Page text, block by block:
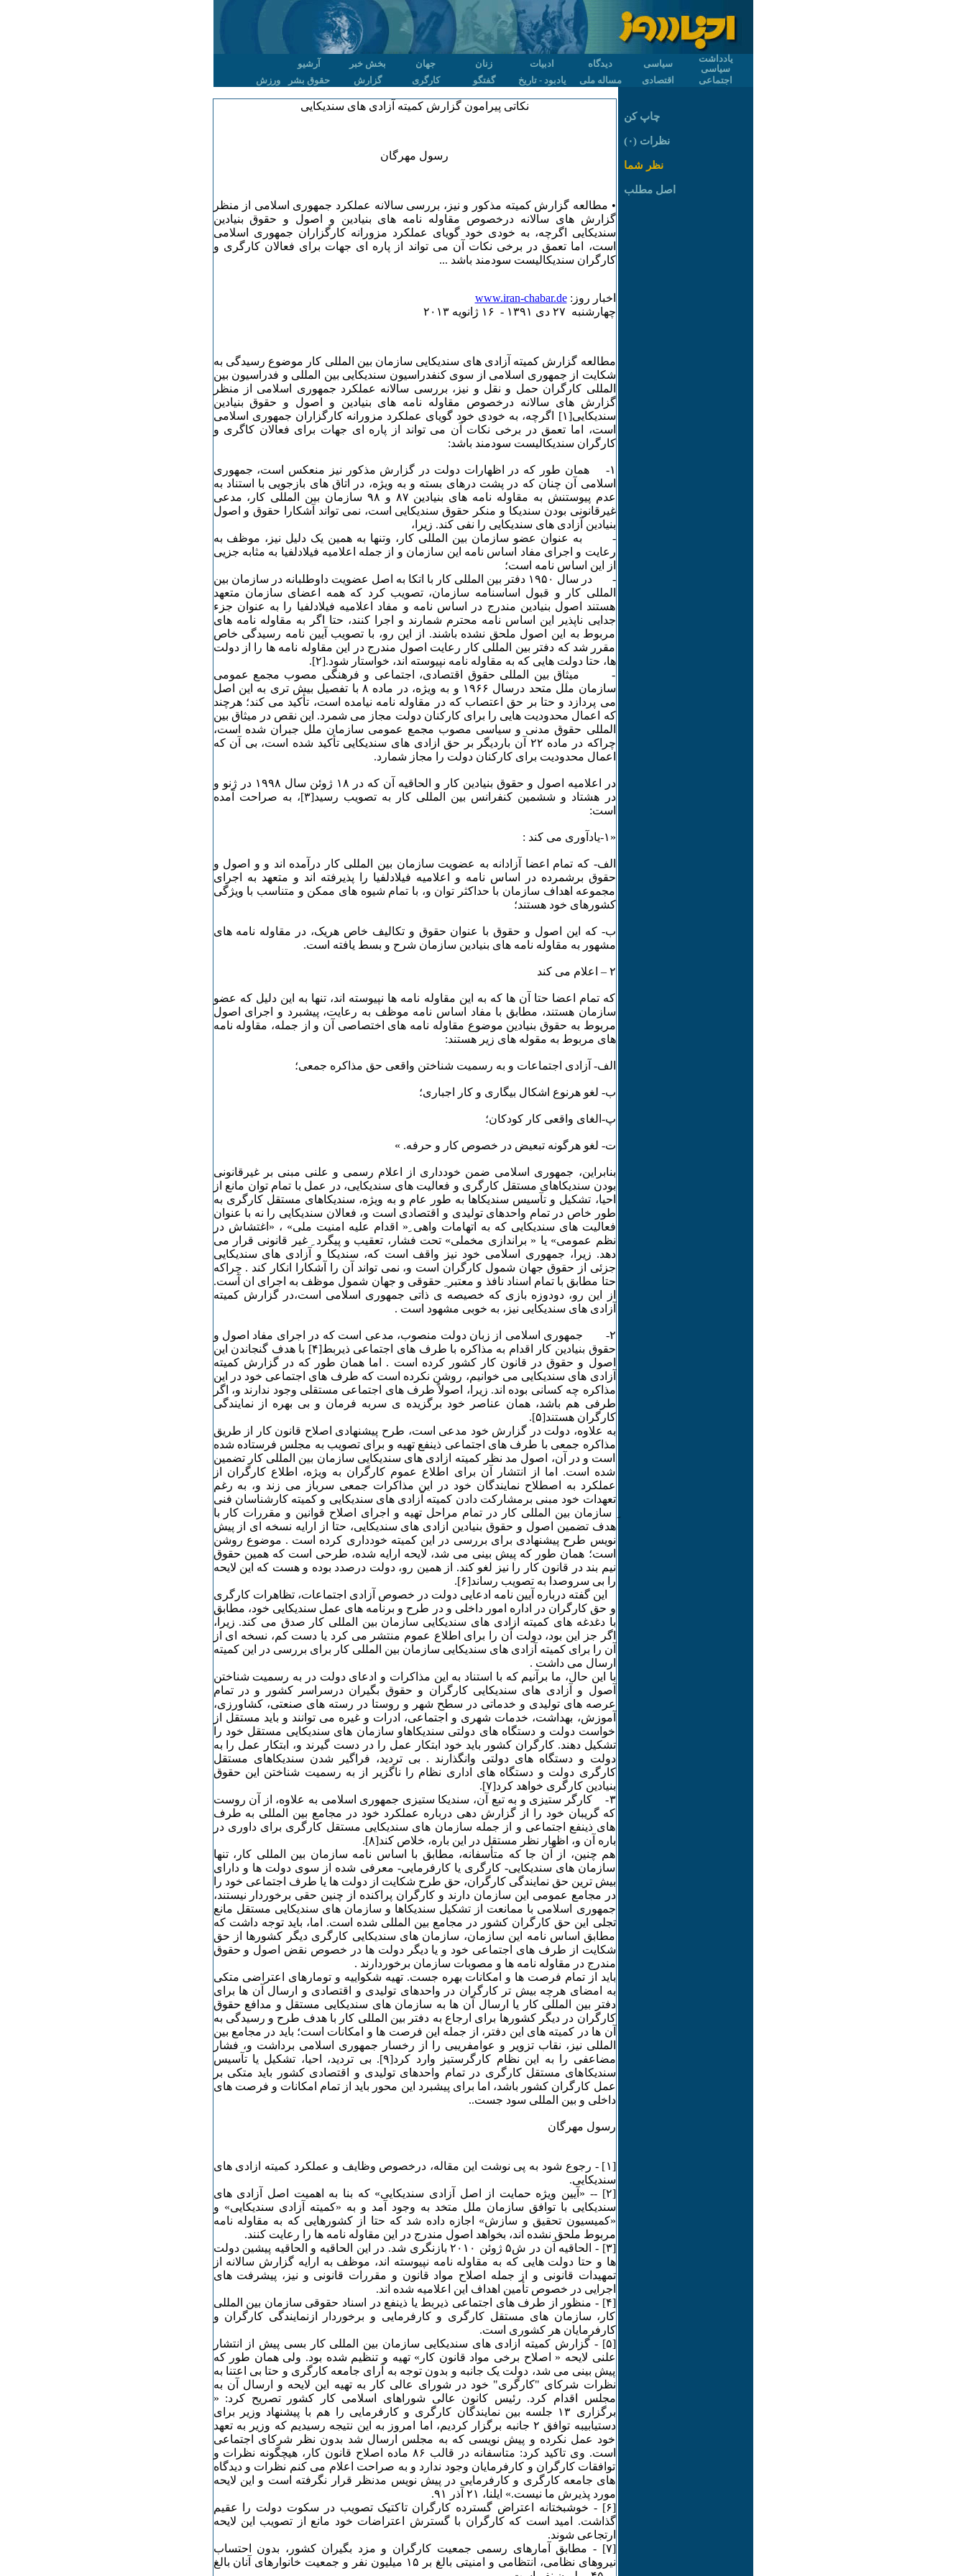
یادداشت
سیاسی
سیاسی دیدگاه ادبیات زنان جهان بخش خبر
آرشیو
اجتماعی
اقتصادی مساله ملی یادبود - تاریخ گفتگو کارگری گزارش حقوق بشر ورزش
نکاتی پیرامون گزارش کمیته آزادی های سندیکایی
رسول مهرگان
• مطالعه گزارش کمیته مذکور و نیز، بررسی سالانه عملکرد جمهوری اسلامی از منظر
گزارش های سالانه درخصوص مقاوله نامه های بنیادین و اصول و حقوق بنیادین
سندیکایی اگرچه، به خودی خود گویای عملکرد مزورانه کارگزاران جمهوری اسلامی
است، اما تعمق در برخی نکات آن می تواند از پاره ای جهات برای فعالان کارگری و
کارگران سندیکالیست سودمند باشد ...
اخبار روز:www.iran-chabar.de
چهارشنبه ۲۷ دی ۱٣۹۱ - ۱۶ ژانويه ۲۰۱٣
مطالعه گزارش کمیته آزادی های سندیکایی سازمان بین المللی کار موضوع رسیدگی به
شکایت از جمهوری اسلامی از سوی کنفدراسیون سندیکایی بین المللی و فدراسیون بین
المللی کارگران حمل و نقل و نیز، بررسی سالانه عملکرد جمهوری اسلامی از منظر
گزارش های سالانه درخصوص مقاوله نامه های بنیادین و اصول و حقوق بنیادین
سندیکایی[۱] اگرچه، به خودی خود گویای عملکرد مزورانه کارگزاران جمهوری اسلامی
است، اما تعمق در برخی نکات آن می تواند از پاره ای جهات برای فعالان کاگری و
کارگران سندیکالیست سودمند باشد:
۱- همان طور که در اظهارات دولت در گزارش مذکور نیز منعکس است، جمهوری
اسلامی آن چنان که در پشت درهای بسته و به ویژه، در اتاق های بازجویی با استناد به
عدم پیوستنش به مقاوله نامه های بنیادین ٨۷ و ۹٨ سازمان بین المللی کار، مدعی
غیرقانونی بودن سندیکا و منکر حقوق سندیکایی است، نمی تواند آشکارا حقوق و اصول
بنیادین آزادی های سندیکایی را نفی کند. زیرا،
- به عنوان عضو سازمان بین المللی کار، وتنها به همین یک دلیل نیز، موظف به
رعایت و اجرای مفاد اساس نامه این سازمان و از جمله اعلامیه فیلادلفیا به مثابه جزیی
از این اساس نامه است؛
- در سال ۱۹۵۰ دفتر بین المللی کار با اتکا به اصل عضویت داوطلبانه در سازمان بین
المللی کار و قبول اساسنامه سازمان، تصویب کرد که همه اعضای سازمان متعهد
هستند اصول بنیادین مندرج در اساس نامه و مفاد اعلامیه فیلادلفیا را به عنوان جزء
جدایی ناپذیر این اساس نامه محترم شمارند و اجرا کنند، حتا اگر به مقاوله نامه های
مربوط به این اصول ملحق نشده باشند. از این رو، با تصویب آیین نامه رسیدگی خاص
مقرر شد که دفتر بین المللی کار رعایت اصول مندرج در این مقاوله نامه ها را از دولت
ها، حتا دولت هایی که به مقاوله نامه نپیوسته اند، خواستار شود.[۲].
- میثاق بین المللی حقوق اقتصادی، اجتماعی و فرهنگی مصوب مجمع عمومی
سازمان ملل متحد درسال ۱۹۶۶ و به ویژه، در ماده ٨ با تفصیل بیش تری به این اصل
می پردازد و حتا بر حق اعتصاب که در مقاوله نامه نیامده است، تأکید می کند؛ هرچند
که اعمال محدودیت هایی را برای کارکنان دولت مجاز می شمرد. این نقص در میثاق بین
المللی حقوق مدنی و سیاسی مصوب مجمع عمومی سازمان ملل جبران شده است،
چراکه در ماده ۲۲ آن باردیگر بر حق ازادی های سندیکایی تأکید شده است، بی آن که
اعمال محدودیت برای کارکنان دولت را مجاز شمارد.
در اعلامیه اصول و حقوق بنیادین کار و الحاقیه آن که در ۱٨ ژوئن سال ۱۹۹٨ در ژنو و
در هشتاد و ششمین کنفرانس بین المللی کار به تصویب رسید[٣]، به صراحت آمده
است:
«۱-یادآوری می کند :
الف- که تمام اعضا آزادانه به عضویت سازمان بین المللی کار درآمده اند و و اصول و
حقوق برشمرده در اساس نامه و اعلامیه فیلادلفیا را پذیرفته اند و متعهد به اجرای
مجموعه اهداف سازمان با حداکثر توان و، با تمام شیوه های ممکن و متناسب با ویژگی
کشورهای خود هستند؛
ب- که این اصول و حقوق با عنوان حقوق و تکالیف خاص هریک، در مقاوله نامه های
مشهور به مقاوله نامه های بنیادین سازمان شرح و بسط یافته است.
۲ – اعلام می کند
که تمام اعضا حتا آن ها که به این مقاوله نامه ها نپیوسته اند، تنها به این دلیل که عضو
سازمان هستند، مطابق با مفاد اساس نامه موظف به رعایت، پیشبرد و اجرای اصول
مربوط به حقوق بنیادین موضوع مقاوله نامه های اختصاصی آن و از جمله، مقاوله نامه
های مربوط به مقوله های زیر هستند:
الف- آزادی اجتماعات و به رسمیت شناختن واقعی حق مذاکره جمعی؛
ب- لغو هرنوع اشکال بیگاری و کار اجباری؛
پ-الغای واقعی کار کودکان؛
ت- لغو هرگونه تبعیض در خصوص کار و حرفه. »
بنابراین، جمهوری اسلامی ضمن خودداری از اعلام رسمی و علنی مبنی بر غیرقانونی
بودن سندیکاهای مستقل کارگری و فعالیت های سندیکایی، در عمل با تمام توان مانع از
احیا، تشکیل و تآسیس سندیکاها به طور عام و به ویژه، سندیکاهای مستقل کارگری به
طور خاص در تمام واحدهای تولیدی و اقتصادی است و، فعالان سندیکایی را نه با عنوان
فعالیت های سندیکایی که به اتهامات واهی ِ« اقدام علیه امنیت ملی» ، «اغتشاش در
نظم عمومی» یا « براندازی مخملی» تحت فشار، تعقیب و پیگرد ِ غیر قانونی قرار می
دهد. زیرا، جمهوری اسلامی خود نیز واقف است که، سندیکا و آزادی های سندیکایی
جزئی از حقوق جهان شمول کارگران است و، نمی تواند آن را آشکارا انکار کند . چراکه
حتا مطابق با تمام اسناد نافذ و معتبر ِ حقوقی و جهان شمول موظف به اجرای ان آست.
از این رو، دودوزه بازی که خصیصه ی ذاتی جمهوری اسلامی است،در گزارش کمیته
آزادی های سندیکایی نیز، به خوبی مشهود است .
۲- جمهوری اسلامی از زبان دولت منصوب، مدعی است که در اجرای مفاد اصول و
حقوق بنیادین کار اقدام به مذاکره با طرف های اجتماعی ذیربط[۴] با هدف گنجاندن این
اصول و حقوق در قانون کار کشور کرده است . اما همان طور که در گزارش کمیته
آزادی های سندیکایی می خوانیم، روشن نکرده است که طرف های اجتماعی خود در این
مذاکره چه کسانی بوده اند. زیرا، اصولاً طرف های اجتماعی مستقلی وجود ندارند و، اگر
طرفی هم باشد، همان عناصر خود برگزیده ی سربه فرمان و بی بهره از نمایندگی
کارگران هستند[۵].
به علاوه، دولت در گزارش خود مدعی است، طرح پیشنهادی اصلاح قانون کار از طریق
مذاکره جمعی با طرف های اجتماعی ذینفع تهیه و برای تصویب به مجلس فرستاده شده
است و در آن، اصول مد نظر کمیته ازادی های سندیکایی سازمان بین المللی کار تضمین
شده است. اما از انتشار آن برای اطلاع عموم کارگران به ویژه، اطلاع کارگران از
عملکرد به اصطلاح نمایندگان خود در این مذاکرات جمعی سرباز می زند و، به رغم
تعهدات خود مبنی برمشارکت دادن کمیته آزادی های سندیکایی و کمیته کارشناسان فنی
ِ سازمان بین المللی کار در تمام مراحل تهیه و اجرای اصلاح قوانین و مقررات کار با
هدف تضمین اصول و حقوق بنیادین ازادی های سندیکایی، حتا از ارایه نسخه ای از پیش
نویس طرح پیشنهادی برای بررسی در این کمیته خودداری کرده است . موضوع روشن
است؛ همان طور که پیش بینی می شد، لایحه ارایه شده، طرحی است که همین حقوق
نیم بند در قانون کار را نیز لغو کند. از همین رو، دولت درصدد بوده و هست که این لایحه
را بی سروصدا به تصویب رساند[۶].
این گفته درباره آیین نامه ادعایی دولت در خصوص آزادی اجتماعات، تظاهرات کارگری
و حق کارگران در اداره امور داخلی و در طرح و برنامه های عمل سندیکایی خود، مطابق
با دغدغه های کمیته ازادی های سندیکایی سازمان بین المللی کار صدق می کند. زیرا،
اگر جز این بود، دولت آن را برای اطلاع عموم منتشر می کرد یا دست کم، نسخه ای از
آن را برای کمیته آزادی های سندیکایی سازمان بین المللی کار برای بررسی در این کمیته
ارسال می داشت .
با این حال، ما برآنیم که با استناد به این مذاکرات و ادعای دولت در به رسمیت شناختن
آصول و آزادی های سندیکایی کارگران و حقوق بگیران درسراسر کشور و در تمام
عرصه های تولیدی و خدماتی در سطح شهر و روستا در رسته های صنعتی، کشاورزی،
آموزش، بهداشت، خدمات شهری و اجتماعی، ادرات و غیره می توانند و باید مستقل از
خواست دولت و دستگاه های دولتی سندیکاهاو سازمان های سندیکایی مستقل خود را
تشکیل دهند. کارگران کشور باید خود ابتکار عمل را در دست گیرند و، ابتکار عمل را به
دولت و دستگاه های دولتی وانگذارند . بی تردید، فراگیر شدن سندیکاهای مستقل
کارگری دولت و دستگاه های اداری نظام را ناگزیر از به رسمیت شناختن این حقوق
بنیادین کارگری خواهد کرد[۷].
٣- کارگر ستیزی و به تبع آن، سندیکا ستیزی جمهوری اسلامی به علاوه، از آن روست
که گریبان خود را از گزارش دهی درباره عملکرد خود در مجامع بین المللی به طرف
های ذینفع اجتماعی و از جمله سازمان های سندیکایی مستقل کارگری برای داوری در
باره آن و، اظهار نظر مستقل در این باره، خلاص کند[٨].
هم چنین، از آن جا که متأسفانه، مطابق با اساس نامه سازمان بین المللی کار، تنها
سازمان های سندیکایی- کارگری یا کارفرمایی- معرفی شده از سوی دولت ها و دارای
بیش ترین حق نمایندگی کارگران، حق طرح شکایت از دولت ها یا طرف اجتماعی خود را
در مجامع عمومی این سازمان دارند و کارگران پراکنده از چنین حقی برخوردار نیستند،
جمهوری اسلامی با ممانعت از تشکیل سندیکاها و سازمان های سندیکایی مستقل مانع
تجلی این حق کارگران کشور در مجامع بین المللی شده است. اما، باید توجه داشت که
مطابق اساس نامه این سازمان، سازمان های سندیکایی کارگری دیگر کشورها از حق
شکایت از طرف های اجتماعی خود و یا دیگر دولت ها در خصوص نقض اصول و حقوق
مندرج در مقاوله نامه ها و مصوبات سازمان برخوردارند .
باید از تمام فرصت ها و امکانات بهره جست. تهیه شکواییه و تومارهای اعتراضی متکی
به امضای هرچه بیش تر کارگران در واحدهای تولیدی و اقتصادی و ارسال آن ها برای
دفتر بین المللی کار یا ارسال آن ها به سازمان های سندیکایی مستقل و مدافع حقوق
کارگران در دیگر کشورها برای ارجاع به دفتر بین المللی کار با هدف طرح و رسیدگی به
آن ها در کمیته های این دفتر، از جمله این فرصت ها و امکانات است؛ باید در مجامع بین
المللی نیز، نقاب تزویر و عوامفریبی را از رخسار جمهوری اسلامی برداشت و، فشار
مضاعفی را به این نظام کارگرستیز وارد کرد[۹]. بی تردید، احیا، تشکیل یا تآسیس
سندیکاهای مستقل کارگری در تمام واحدهای تولیدی و اقتصادی کشور باید متکی بر
عمل کارگران کشور باشد، اما برای پیشبرد این محور باید از تمام امکانات و فرصت های
داخلی و بین المللی سود جست..
رسول مهرگان
[۱] - رجوع شود به پی نوشت این مقاله، درخصوص وظایف و عملکرد کمیته ازادی های
سندیکایی.
[۲] -- «آیین ویژه حمایت از اصل آزادی سندیکایی» که بنا به اهمیت اصل آزادی های
سندیکایی با توافق سازمان ملل متخد به وجود آمد و به «کمیته آزادی سندیکایی» و
«کمیسیون تحقیق و سازش» اجازه داده شد که حتا از کشورهایی که به مقاوله نامه
مربوط ملحق نشده اند، بخواهد اصول مندرج در این مقاوله نامه ها را رعایت کنند.
[٣] - الحاقیه آن در ش۵ ژوئن ۲۰۱۰ بازنگری شد. در این الحاقیه و الحاقیه پیشین دولت
ها و حتا دولت هایی که به مقاوله نامه نپیوسته اند، موظف به ارایه گزارش سالانه از
تمهیدات قانونی و از جمله اصلاح مواد قانون و مقررات قانونی و نیز، پیشرفت های
اجرایی در خصوص تأمین اهداف این اعلامیه شده اند.
[۴] - منظور از طرف های اجتماعی ذیربط یا ذینفع در اسناد حقوقی سازمان بین المللی
کار، سازمان های مستقل کارگری و کارفرمایی و برخوردار ازنمایندگی کارگران و
کارفرمایان هر کشوری است.
[۵] - گزارش کمیته ازادی های سندیکایی سازمان بین المللی کار بسی پیش از انتشار
علنی لایحه « اصلاح برخی مواد قانون کار» تهیه و تنظیم شده بود. ولی همان طور که
پیش بینی می شد، دولت یک جانبه و بدون توجه به آرای جامعه کارگری و حتا بی اعتنا به
نظرات شرکای "کارگری" خود در شورای عالی کار به تهیه این لایحه و ارسال آن به
مجلس اقدام کرد. رئیس کانون عالی شوراهای اسلامی کار کشور تصریح کرد: «
برگزاری ۱۳ جلسه بین نمایندگان کارگری و کارفرمایی را هم با پیشنهاد وزیر برای
دستیابیبه توافق ۲ جانبه برگزار کردیم، اما امروز به این نتیجه رسیدیم که وزیر به تعهد
خود عمل نکرده و پیش نویسی که به مجلس ارسال شد بدون نظر شرکای اجتماعی
است. وی تاکید کرد: متاسفانه در قالب ۸۶ ماده اصلاح قانون کار، هیچگونه نظرات و
توافقات کارگران و کارفرمایان وجود ندارد و به صراحت اعلام می کنم نظرات و دیدگاه
های جامعه کارگری و کارفرمایی در پیش نویس مدنظر قرار نگرفته است و این لایحه
مورد پذیرش ما نیست.» ایلنا، ۲۱ آذر ۹۱.
[۶] - خوشبختانه اعتراض گسترده کارگران تاکتیک تصویب در سکوت دولت را عقیم
گذاشت. امید است که کارگران با گسترش اعتراضات خود مانع از تصویب این لایحه
ارتجاعی شوند.
[۷] - مطابق آمارهای رسمی جمعیت کارگران و مزد بگیران کشور، بدون احتساب
نیروهای نظامی، انتظامی و امنیتی بالغ بر ۱۵ میلیون نفر و جمعیت خانوارهای آنان بالغ
چاپ کن
نظرات (۰)
نظر شما
اصل مطلب